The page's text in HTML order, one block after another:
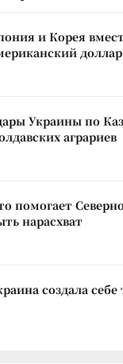
и Корея
доллар
Украины по
аграриев
помогает
нарасхват
создала